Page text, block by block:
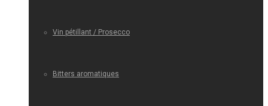
Vin pétillant / Prosecco
Bitters aromatiques